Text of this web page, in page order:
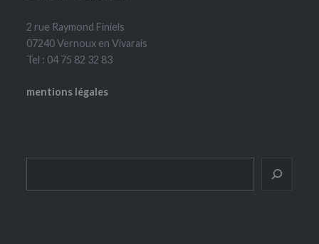
2 rue Raymond Finiels
07240 Vernoux en Vivarais
Tel : 04 75 82 32 83
mentions légales